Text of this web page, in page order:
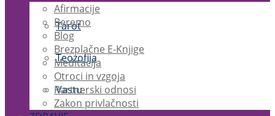
Tarot
Teozofija
Vastu
Afirmacije
Beremo
Blog
Brezplačne E-Knjige
Meditacija
Otroci in vzgoja
Partnerski odnosi
Zakon privlačnosti